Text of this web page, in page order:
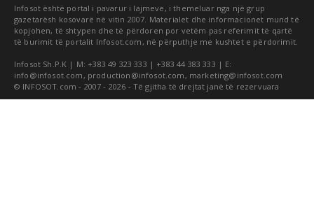
Infosot është portal i pavarur i lajmeve, i themeluar nga një grup
gazetarësh kosovarë në vitin 2007. Materialet dhe informacionet mund të
kopjohen, të shtypen dhe të përdoren por vetëm pas referimit të qartë
të burimit të portalit Infosot.com, në përputhje me kushtet e përdorimit.
Infosot Sh.P.K | M: +383 49 323 333 | +383 44 383 333 | E:
info@infosot.com , production@infosot.com , marketing@infosot.com
© INFOSOT.com - 2007 - 2026 - Të gjitha të drejtat janë të rezervuara